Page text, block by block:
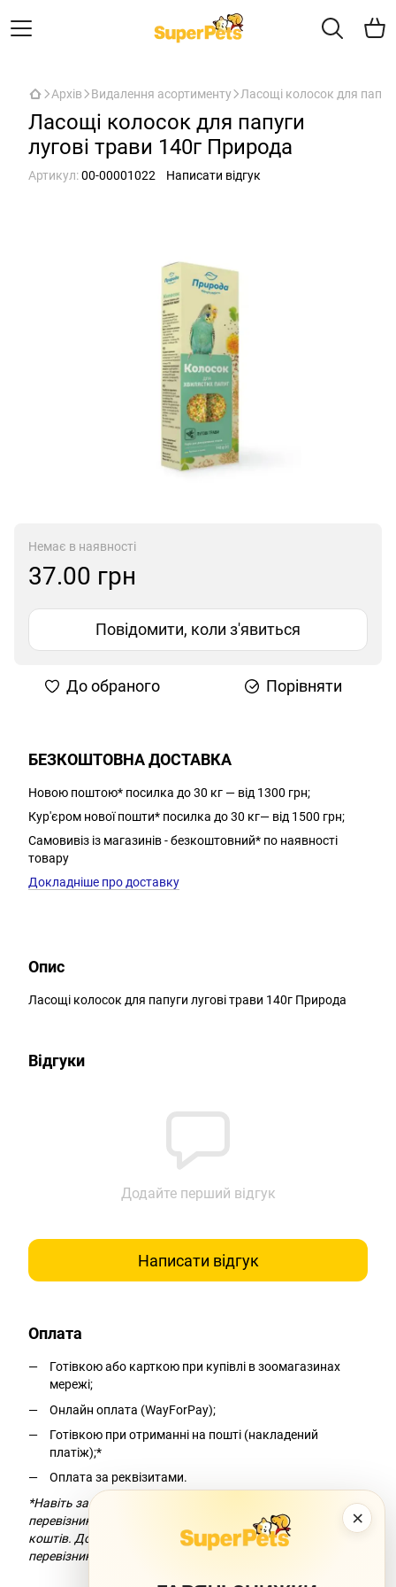
×
Архів Видалення асортименту Ласощі колосок для
Ласощі колосок для папуги
лугові трави 140г Природа
Артикул:00-00001022 Написати відгук
Немає в наявності
37.00 грн
Повідомити, коли з'явиться
До обраного Порівняти
БЕЗКОШТОВНА ДОСТАВКА
Новою поштою* посилка до 30 кг — від 1300 грн;
Кур'єром нової пошти* посилка до 30 кг— від 1500 грн;
Самовивіз із магазинів - безкоштовний* по наявності
товару
Докладніше про доставку
Опис
Ласощі колосок для папуги лугові трави 140г Природа
Відгуки
Додайте перший відгук
Написати відгук
Оплата
Готівкою або карткою при купівлі в зоомагазинах
мережі;
Онлайн оплата (WayForPay);
Готівкою при отриманні на пошті (накладений
платіж);*
Оплата за реквізитами.
*Навіть за умови безкоштовної доставки компанія-
перевізник додасть комісію за переказ
коштів. Докладніше можна дізнатися на сайті компанії-
перевізника.